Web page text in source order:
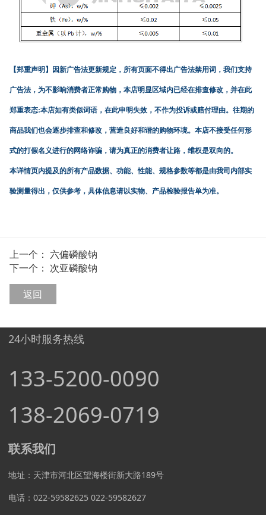
【郑重声明】 因新广告法更新规定，所有页面不得出广告法禁用词，我们支持
广告法，为不影响消费者正常购物，本店明显区域内已经在排查修改，并在此
郑重表态:本店如有类似词语，在此申明失效，不作为投诉或赔付理由。往期的
商品我们也会逐步排查和修改，营造良好和谐的购物环境。本店不接受任何形
式的打假名义进行的网络诈骗，请为真正的消费者让路，维权是双向的。
本详情页内提及的所有产品数据、功能、性能、规格参数等都是由我司内部实
验测量得出，仅供参考，具体信息请以实物、产品检验报告单为准。
上一个： 六偏磷酸钠
下一个： 次亚磷酸钠
返回
24小时服务热线
133-5200-0090
138-2069-0719
联系我们
地址：天津市河北区望海楼街新大路189号
电话：022-59582625 022-59582627